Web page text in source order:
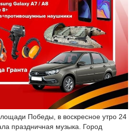
Победы, в воскресное утро 24
праздничная музыка. Город